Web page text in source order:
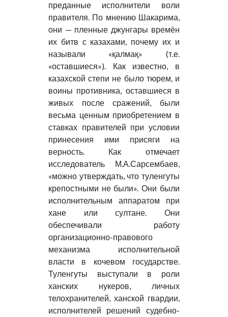
преданные исполнители воли
правителя. По мнению Шакарима,
они — пленные джунгары времён
их битв с казахами, почему их и
называли «қалмақ» (т.е.
«оставшиеся»). Как известно, в
казахской степи не было тюрем, и
воины противника, оставшиеся в
живых после сражений, были
весьма ценным приобретением в
ставках правителей при условии
принесения ими присяги на
верность. Как отмечает
исследователь М.А.Сарсембаев,
«можно утверждать, что туленгуты
крепостными не были». Они были
исполнительным аппаратом при
хане или султане. Они
обеспечивали работу
организационно-правового
механизма исполнительной
власти в кочевом государстве.
Туленгуты выступали в роли
ханских нукеров, личных
телохранителей, ханской гвардии,
исполнителей решений судебно-